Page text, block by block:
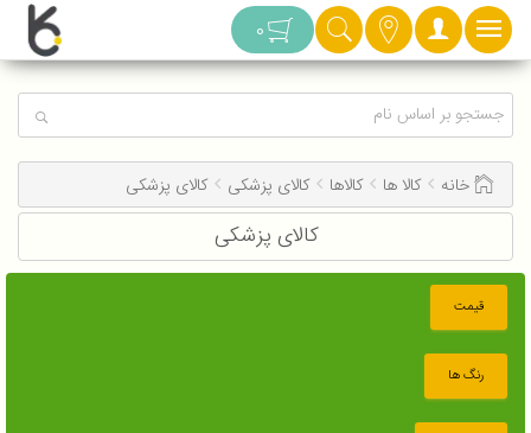
دسته بندی 0
خانه کالا ها کالاها کالای پزشکی کالای پزشکی
کالای پزشکی
قیمت
رنگ ها